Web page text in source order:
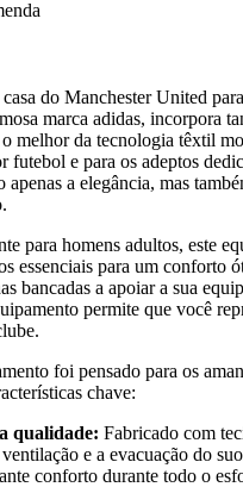
do Manchester United
marca adidas, incorpora
melhor da tecnologia têxtil
futebol e para os adeptos
apenas a elegância, mas
para homens adultos, este
essenciais para um conforto
bancadas a apoiar a sua
permite que você
foi pensado para os
chave:
qualidade: Fabricado com
e a evacuação do
conforto durante todo o